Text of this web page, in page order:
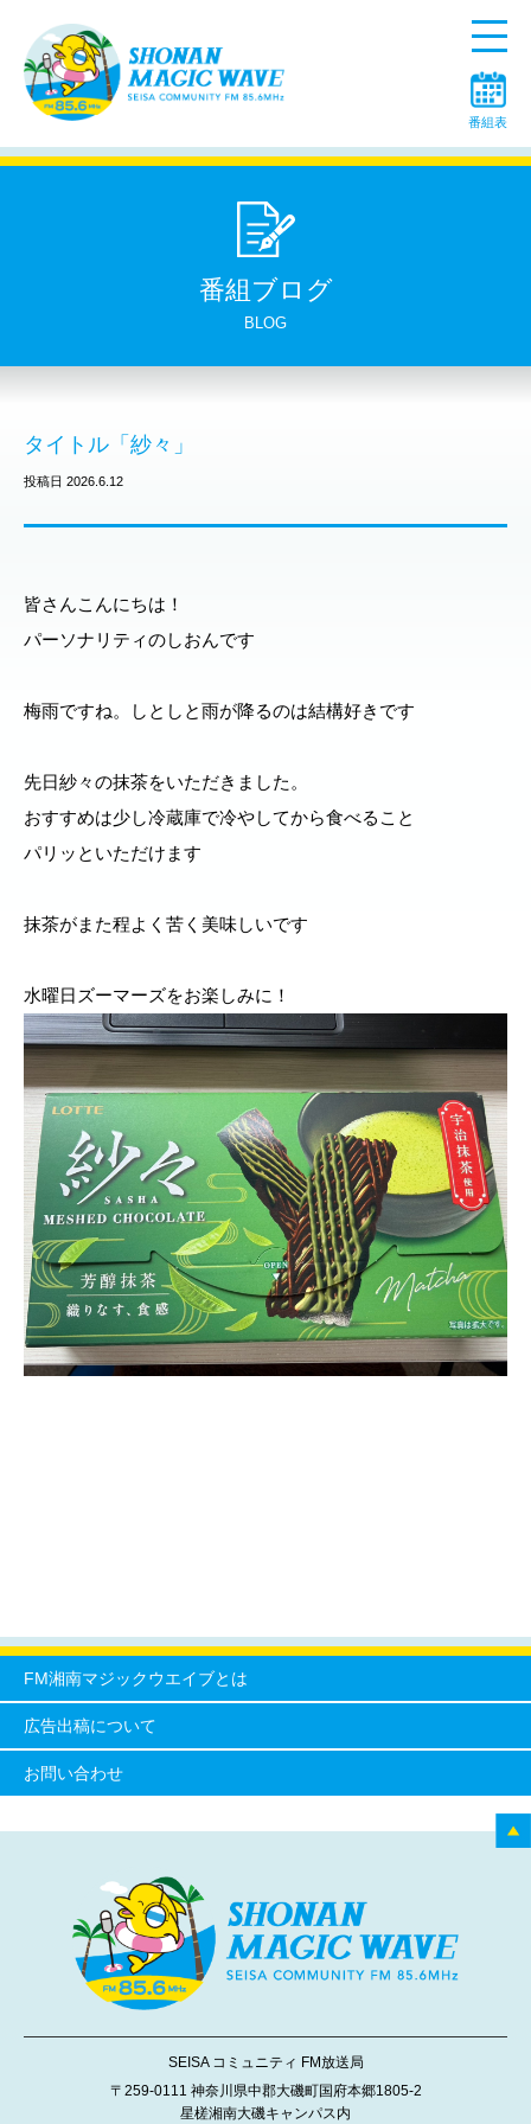
Menu
番組表
番組ブログ
BLOG
タイトル「紗々」
投稿日 2026.6.12
皆さんこんにちは！
パーソナリティのしおんです
梅雨ですね。しとしと雨が降るのは結構好きです
先日紗々の抹茶をいただきました。
おすすめは少し冷蔵庫で冷やしてから食べること
パリッといただけます
抹茶がまた程よく苦く美味しいです
水曜日ズーマーズをお楽しみに！
FM湘南マジックウエイブとは
広告出稿について
お問い合わせ
SEISA コミュニティ FM放送局
〒259-0111 神奈川県中郡大磯町国府本郷1805-2
星槎湘南大磯キャンパス内